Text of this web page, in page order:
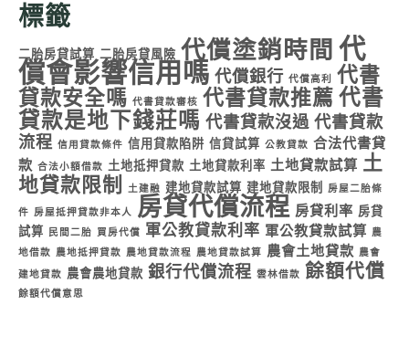
標籤
二胎房貸試算 二胎房貸風險 代償塗銷時間 代
償會影響信用嗎 代償銀行 代償高利
代書
貸款安全嗎 代書貸款審核 代書貸款推薦 代書
貸款是地下錢莊嗎 代書貸款沒過 代書貸款
流程 信用貸款條件 信用貸款陷阱 信貸試算 公教貸款 合法代書貸
款 合法小額借款 土地抵押貸款 土地貸款利率 土地貸款試算 土
地貸款限制
土建融 建地貸款試算 建地貸款限制 房屋二胎條
件 房屋抵押貸款非本人 房貸代償流程 房貸利率 房貸
試算
民間二胎 買房代償 軍公教貸款利率 軍公教貸款試算
農
地借款
農地抵押貸款 農地貸款流程 農地貸款試算 農會土地貸款 農會
建地貸款 農會農地貸款 銀行代償流程 雲林借款 餘額代償
餘額代償意思